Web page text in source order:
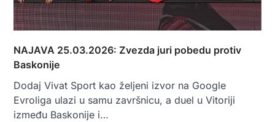
NAJAVA 25.03.2026: Zvezda juri pobedu protiv
Baskonije
Dodaj Vivat Sport kao željeni izvor na Google
Evroliga ulazi u samu završnicu, a duel u Vitoriji
između Baskonije i…